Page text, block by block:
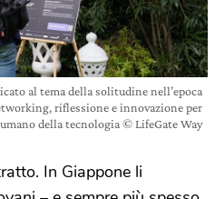
al tema della solitudine nell’epoca
riflessione e innovazione per
della tecnologia © LifeGate Way
In Giappone li